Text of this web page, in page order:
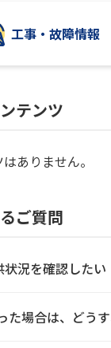
工事・故障情報
テンツ
ありません。
ご質問
況を確認したい
場合は、どう